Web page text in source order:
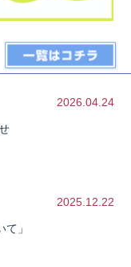
2026.04.24
2025.12.22
」